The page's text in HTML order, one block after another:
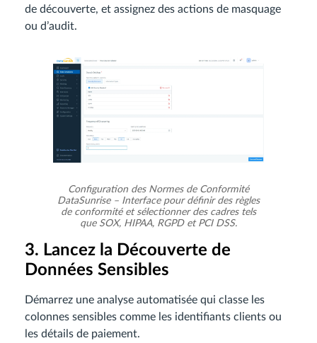
de découverte, et assignez des actions de masquage
ou d’audit.
Configuration des Normes de Conformité
DataSunrise – Interface pour définir des règles
de conformité et sélectionner des cadres tels
que SOX, HIPAA, RGPD et PCI DSS.
3. Lancez la Découverte de
Données Sensibles
Démarrez une analyse automatisée qui classe les
colonnes sensibles comme les identifiants clients ou
les détails de paiement.